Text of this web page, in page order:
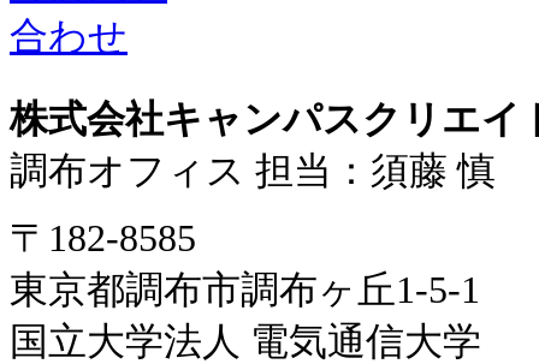
株式会社キャンパスクリエイ
調布オフィス 担当：須藤 慎
〒182-8585
東京都調布市調布ヶ丘1-5-1
国立大学法人 電気通信大学